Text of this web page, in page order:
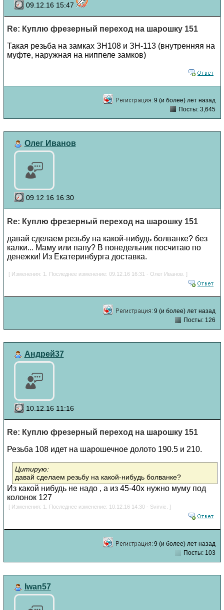
09.12.16 15:47
Re: Куплю фрезерный переход на шарошку 151
Такая резьба на замках ЗН108 и ЗН-113 (внутренняя на
муфте, наружная на ниппеле замков)
9 (и более) лет назад
Посты: 3,645
Олег Иванов
09.12.16 16:30
Re: Куплю фрезерный переход на шарошку 151
давай сделаем резьбу на какой-нибудь болванке? без
калки... Маму или папу? В понедельник посчитаю по
денежки! Из Екатеринбурга доставка.
[ Изменения: 1. Последнее изменение: 09.12.16 16:31 - Олег Иванов. ]
9 (и более) лет назад
Посты: 126
Андрей37
10.12.16 11:16
Re: Куплю фрезерный переход на шарошку 151
Резьба 108 идет на шарошечное долото 190.5 и 210.
Цитирую:
давай сделаем резьбу на какой-нибудь болванке?
Из какой нибудь не надо , а из 45-40х нужно муму под
колонок 127
[ Изменения: 1. Последнее изменение: 10.12.16 14:30 - Svirvic. ]
9 (и более) лет назад
Посты: 103
Iwan57